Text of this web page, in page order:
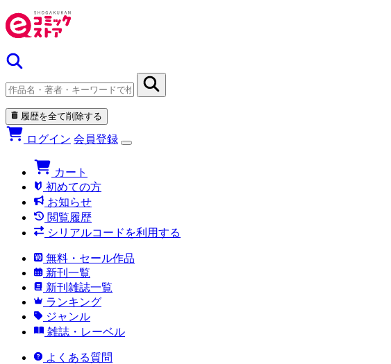
履歴を全て削除する
ログイン 会員登録
カート
初めての方
お知らせ
閲覧履歴
シリアルコードを利用する
無料・セール作品
新刊一覧
新刊雑誌一覧
ランキング
ジャンル
雑誌・レーベル
よくある質問